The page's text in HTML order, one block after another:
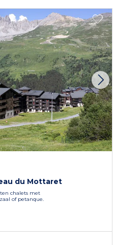
du Mottaret
chalets met
of petanque.